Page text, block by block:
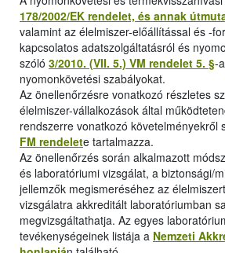
178/2002/EK rendelet, és annak
valamint az élelmiszer-előállítással és -
kapcsolatos adatszolgáltatásról és
szóló 3/2010. (VII. 5.) VM rendelet 5. §-
nyomonkövetési szabályokat.
Az önellenőrzésre vonatkozó részletes
élelmiszer-vállalkozások által
rendszerre vonatkozó követelményekről
FM rendelete tartalmazza.
Az önellenőrzés során alkalmazott
és laboratóriumi vizsgálat, a biztonsági/
jellemzők megismeréséhez az
vizsgálatra akkreditált laboratóriumban
megvizsgáltathatja. Az egyes
tevékenységeinek listája a Nemzeti